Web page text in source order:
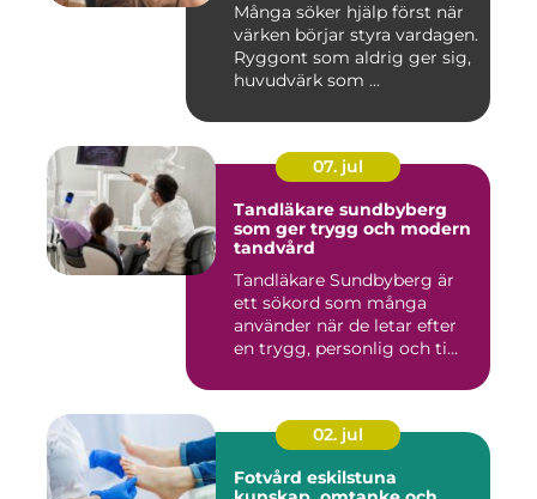
Många söker hjälp först när
värken börjar styra vardagen.
Ryggont som aldrig ger sig,
huvudvärk som ...
07. jul
Tandläkare sundbyberg
som ger trygg och modern
tandvård
Tandläkare Sundbyberg är
ett sökord som många
använder när de letar efter
en trygg, personlig och ti...
02. jul
Fotvård eskilstuna